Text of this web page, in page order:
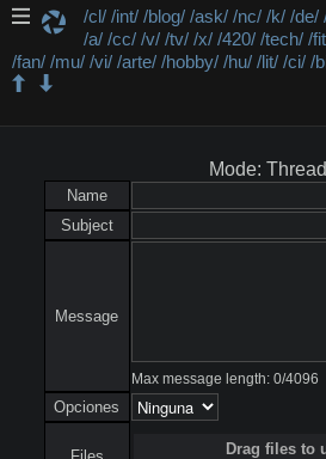
/cl/ /int/ /blog/ /ask/ /nc/ /k/ /de/
/a/ /cc/ /v/ /tv/ /x/ /420/ /tech/ /
/fan/ /mu/ /vi/ /arte/ /hobby/ /hu/ /lit/ /ci/ /
Mode: Thread
Name
Subject
Message
Max message length: 0/4096
Opciones
Drag files to